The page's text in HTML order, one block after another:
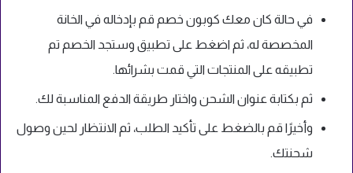
في حالة كان معك كوبون خصم قم بإدخاله في الخانة
المخصصة له، ثم اضغط على تطبيق وستجد الخصم تم
تطبيقه على المنتجات التي قمت بشرائها.
ثم بكتابة عنوان الشحن واختار طريقة الدفع المناسبة لك.
وأخيرًا قم بالضغط على تأكيد الطلب، ثم الانتظار لحين وصول
شحنتك.